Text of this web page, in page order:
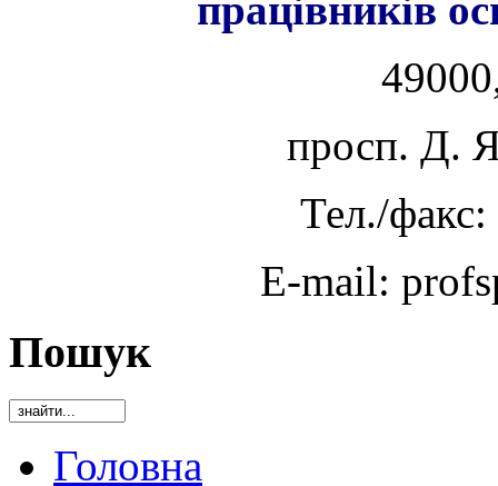
просп. Д.
Тел./
E-mail:
Пошук
Головна